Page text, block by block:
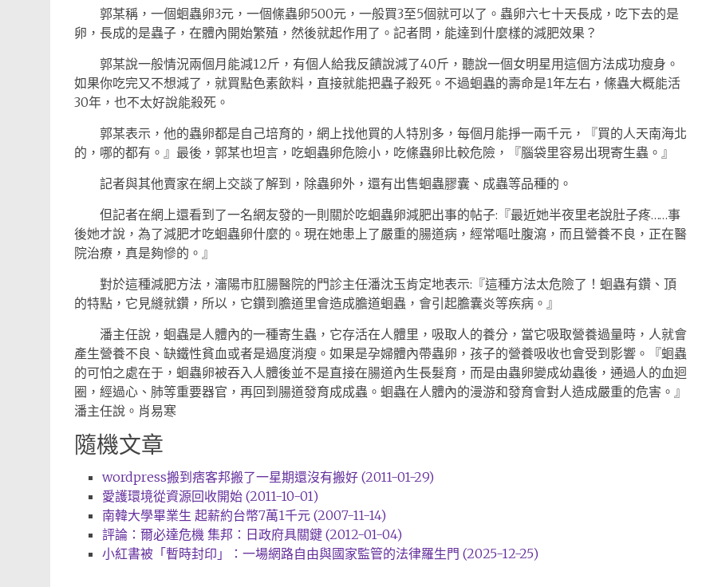
郭某稱，一個蛔蟲卵3元，一個絛蟲卵500元，一般買3至5個就可以了。蟲卵六七十天長成，吃下去的是
卵，長成的是蟲子，在體內開始繁殖，然後就起作用了。記者問，能達到什麼樣的減肥效果？
郭某說一般情況兩個月能減12斤，有個人給我反饋說減了40斤，聽說一個女明星用這個方法成功瘦身。
如果你吃完又不想減了，就買點色素飲料，直接就能把蟲子殺死。不過蛔蟲的壽命是1年左右，絛蟲大概能活
30年，也不太好說能殺死。
郭某表示，他的蟲卵都是自己培育的，網上找他買的人特別多，每個月能掙一兩千元，『買的人天南海北
的，哪的都有。』最後，郭某也坦言，吃蛔蟲卵危險小，吃絛蟲卵比較危險，『腦袋里容易出現寄生蟲。』
記者與其他賣家在網上交談了解到，除蟲卵外，還有出售蛔蟲膠囊、成蟲等品種的。
但記者在網上還看到了一名網友發的一則關於吃蛔蟲卵減肥出事的帖子:『最近她半夜里老說肚子疼……事
後她才說，為了減肥才吃蛔蟲卵什麼的。現在她患上了嚴重的腸道病，經常嘔吐腹瀉，而且營養不良，正在醫
院治療，真是夠慘的。』
對於這種減肥方法，瀋陽市肛腸醫院的門診主任潘沈玉肯定地表示:『這種方法太危險了！蛔蟲有鑽、頂
的特點，它見縫就鑽，所以，它鑽到膽道里會造成膽道蛔蟲，會引起膽囊炎等疾病。』
潘主任說，蛔蟲是人體內的一種寄生蟲，它存活在人體里，吸取人的養分，當它吸取營養過量時，人就會
產生營養不良、缺鐵性貧血或者是過度消瘦。如果是孕婦體內帶蟲卵，孩子的營養吸收也會受到影響。『蛔蟲
的可怕之處在于，蛔蟲卵被吞入人體後並不是直接在腸道內生長髮育，而是由蟲卵變成幼蟲後，通過人的血迴
圈，經過心、肺等重要器官，再回到腸道發育成成蟲。蛔蟲在人體內的漫游和發育會對人造成嚴重的危害。』
潘主任說。肖易寒
隨機文章
wordpress搬到痞客邦搬了一星期還沒有搬好 (2011-01-29)
愛護環境從資源回收開始 (2011-10-01)
南韓大學畢業生 起薪約台幣7萬1千元 (2007-11-14)
評論：爾必達危機 集邦：日政府具關鍵 (2012-01-04)
小紅書被「暫時封印」：一場網路自由與國家監管的法律羅生門 (2025-12-25)